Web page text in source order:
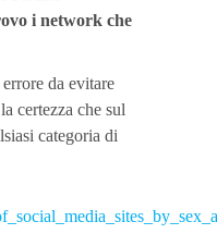
i network che
da evitare
certezza che sul
categoria di